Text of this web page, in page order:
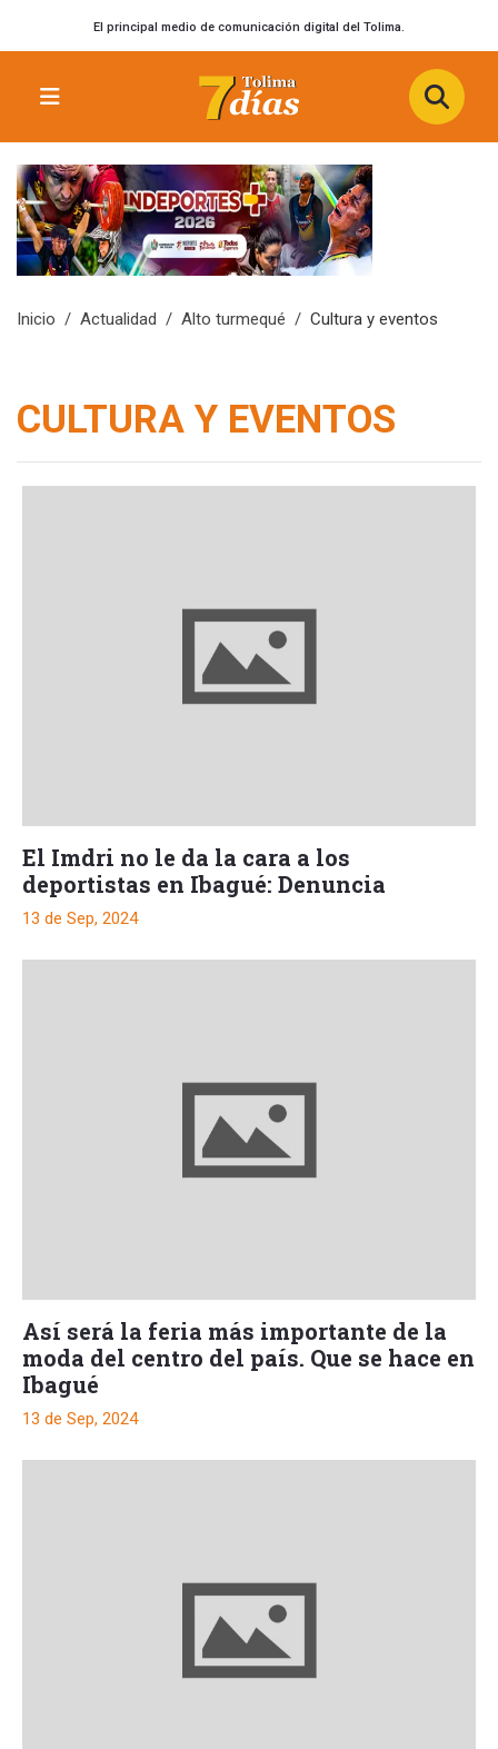
El principal medio de comunicación digital del Tolima.
Inicio Actualidad Alto turmequé Cultura y eventos
CULTURA Y EVENTOS
El Imdri no le da la cara a los
deportistas en Ibagué: Denuncia
13 de Sep, 2024
Así será la feria más importante de la
moda del centro del país. Que se hace en
Ibagué
13 de Sep, 2024